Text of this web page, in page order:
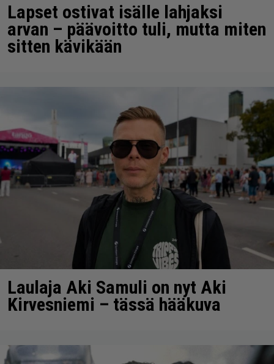
Lapset ostivat isälle lahjaksi
arvan – päävoitto tuli, mutta miten
sitten kävikään
Laulaja Aki Samuli on nyt Aki
Kirvesniemi – tässä hääkuva